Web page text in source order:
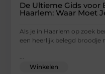
De Ultieme Gids voor
Haarlem: Waar Moet
Als je in Haarlem op zoek
een heerlijk belegd broodje
Winkelen